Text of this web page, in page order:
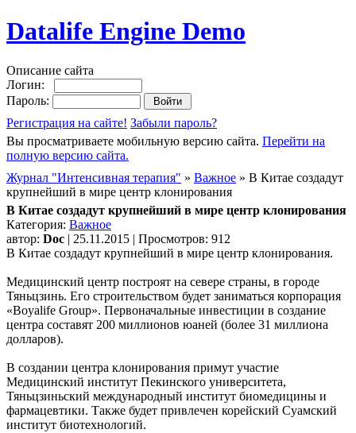
Datalife Engine Demo
Описание сайта
Логин:
Пароль:
Регистрация на сайте! Забыли пароль?
Вы просматриваете мобильную версию сайта. Перейти на
полную версию сайта.
Журнал "Интенсивная терапия" » Важное » В Китае создадут
крупнейший в мире центр клонирования
В Китае создадут крупнейший в мире центр клонирования
Категория: Важное
автор: Doc | 25.11.2015 | Просмотров: 912
В Китае создадут крупнейший в мире центр клонирования.
Медицинский центр построят на севере страны, в городе
Тяньцзинь. Его строительством будет заниматься корпорация
«Boyalife Group». Первоначальные инвестиции в создание
центра составят 200 миллионов юаней (более 31 миллиона
долларов).
В создании центра клонирования примут участие
Медицинский институт Пекинского университета,
Тяньцзиньский международный институт биомедицины и
фармацевтики. Также будет привлечен корейский Суамский
институт биотехнологий.